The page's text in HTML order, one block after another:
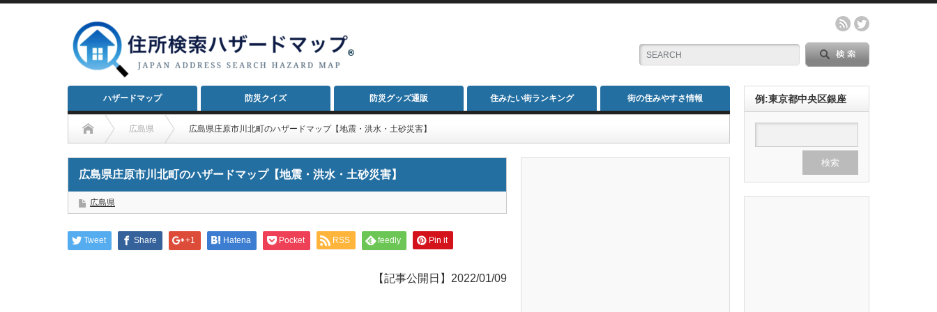
ハザードマップ 防災クイズ 防災グッズ通販 住みたい街ランキング 街の住みやすさ情報
広島県 広島県庄原市川北町のハザードマップ【地震・洪水・土砂災害】
広島県庄原市川北町のハザードマップ【地震・洪水・土砂災害】
広島県
Tweet Share +1 Hatena Pocket RSS feedly Pin it
【記事公開日】2022/01/09
例:東京都中央区銀座